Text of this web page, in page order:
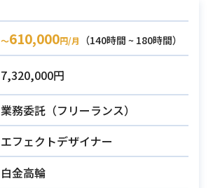
〜610,000円/月
（140時間 ~ 180時間）
7,320,000円
業務委託（フリーランス）
エフェクトデザイナー
白金高輪